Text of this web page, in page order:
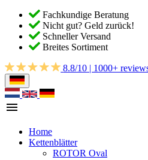
Fachkundige Beratung
Nicht gut? Geld zurück!
Schneller Versand
Breites Sortiment
8.8/10 | 1000+
Home
Kettenblätter
ROTOR Oval